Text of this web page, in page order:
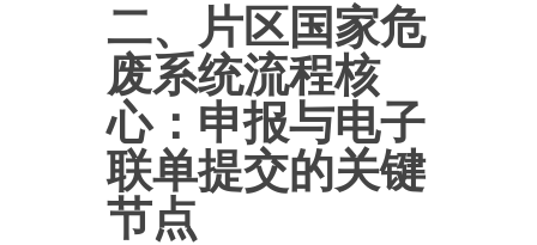
二、片区国家危
废系统流程核
心：申报与电子
联单提交的关键
节点